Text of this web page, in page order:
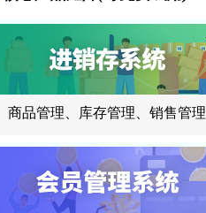
商品管理、库存管理、销售管理